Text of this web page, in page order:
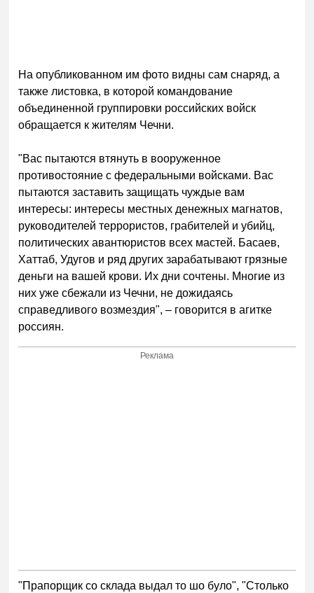
На опубликованном им фото видны сам снаряд, а
также листовка, в которой командование
объединенной группировки российских войск
обращается к жителям Чечни.
"Вас пытаются втянуть в вооруженное
противостояние с федеральными войсками. Вас
пытаются заставить защищать чуждые вам
интересы: интересы местных денежных магнатов,
руководителей террористов, грабителей и убийц,
политических авантюристов всех мастей. Басаев,
Хаттаб, Удугов и ряд других зарабатывают грязные
деньги на вашей крови. Их дни сочтены. Многие из
них уже сбежали из Чечни, не дожидаясь
справедливого возмездия", – говорится в агитке
россиян.
Реклама
"Прапорщик со склада выдал то шо було", "Столько